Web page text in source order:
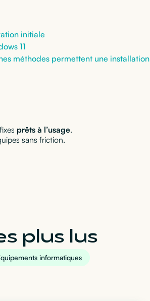
initiale
11
méthodes permettent une installation
prêts à l’usage.
sans friction.
plus lus
informatiques